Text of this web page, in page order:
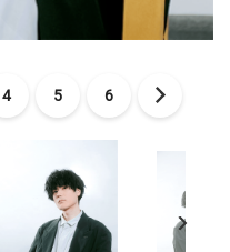
4 5 6